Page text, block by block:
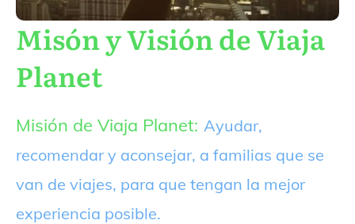
Misón y Visión de Viaja
Planet
Misión de Viaja Planet: Ayudar,
recomendar y aconsejar, a familias que se
van de viajes, para que tengan la mejor
experiencia posible.